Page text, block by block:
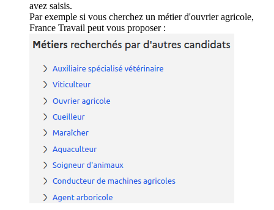
avez saisis.
Par exemple si vous cherchez un métier d'ouvrier agricole,
France Travail peut vous proposer :